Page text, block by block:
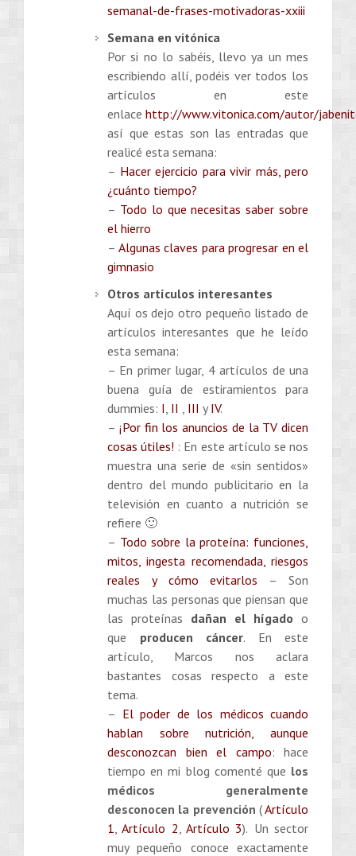
semanal-de-frases-motivadoras-xxiii
Semana en vitónica
Por si no lo sabéis, llevo ya un mes
escribiendo allí, podéis ver todos los
artículos en este
enlace http://www.vitonica.com/autor/
así que estas son las entradas que
realicé esta semana:
– Hacer ejercicio para vivir más, pero
¿cuánto tiempo?
– Todo lo que necesitas saber sobre
el hierro
– Algunas claves para progresar en el
gimnasio
Otros artículos interesantes
Aquí os dejo otro pequeño listado de
artículos interesantes que he leído
esta semana:
– En primer lugar, 4 artículos de una
buena guía de estiramientos para
dummies: I II III y IV.
– ¡Por fin los anuncios de la TV dicen
cosas útiles! : En este artículo se nos
muestra una serie de «sin sentidos»
dentro del mundo publicitario en la
televisión en cuanto a nutrición se
refiere 🙂
– Todo sobre la proteína: funciones,
mitos, ingesta recomendada, riesgos
reales y cómo evitarlos – Son
muchas las personas que piensan que
las proteínas dañan el hígado o
que producen cáncer. En este
artículo, Marcos nos aclara
bastantes cosas respecto a este
tema.
– El poder de los médicos cuando
hablan sobre nutrición, aunque
desconozcan bien el campo: hace
tiempo en mi blog comenté que los
médicos generalmente
desconocen la prevención (Artículo
1 ,Artículo 2 ,Artículo 3). Un sector
muy pequeño conoce exactamente